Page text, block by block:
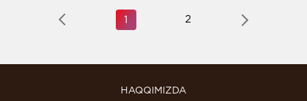
1 2
HAQQIMIZDA